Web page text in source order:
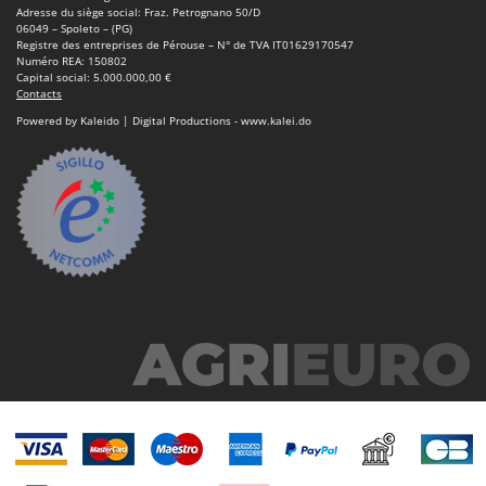
Master
Mastercook
Masterpro
McCulloch
MCH
Michelin
Mille
Minox
Mockmill
Mowox
MTD
Adresse du siège social: Fraz. Petrognano 50/D
06049 – Spoleto – (PG)
Registre des entreprises de Pérouse – N° de TVA IT01629170547
Numéro REA: 150802
Capital social: 5.000.000,00 €
Contacts
Powered by Kaleido | Digital Productions - www.kalei.do